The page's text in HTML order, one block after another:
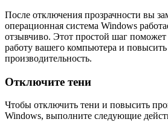
После отключения прозрачности вы
операционная система Windows
отзывчиво. Этот простой шаг
работу вашего компьютера и повысить
производительность.
Отключите тени
Чтобы отключить тени и повысить
Windows, выполните следующие